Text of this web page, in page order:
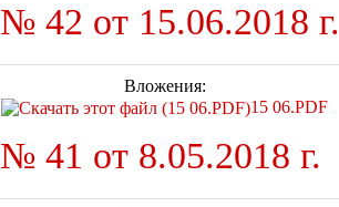
№ 42 от 15.06.2018 г.
Вложения:
15 06.PDF
№ 41 от 8.05.2018 г.